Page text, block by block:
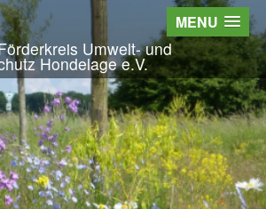
und Geschichte
und Freiwilliges
Leitbild
Umwelt- und
Hondelage e.V.
MENU